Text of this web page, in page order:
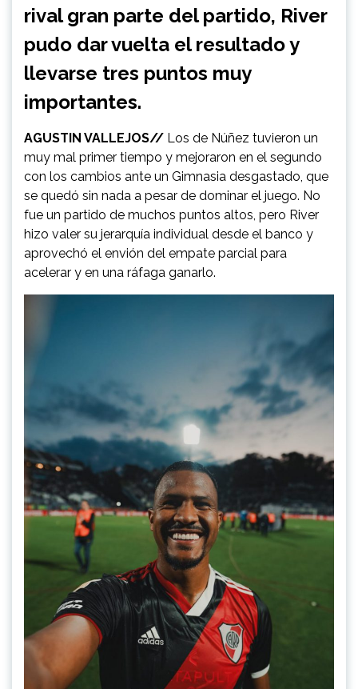
rival gran parte del partido, River
pudo dar vuelta el resultado y
llevarse tres puntos muy
importantes.
AGUSTIN VALLEJOS// Los de Núñez tuvieron un
muy mal primer tiempo y mejoraron en el segundo
con los cambios ante un Gimnasia desgastado, que
se quedó sin nada a pesar de dominar el juego. No
fue un partido de muchos puntos altos, pero River
hizo valer su jerarquía individual desde el banco y
aprovechó el envión del empate parcial para
acelerar y en una ráfaga ganarlo.